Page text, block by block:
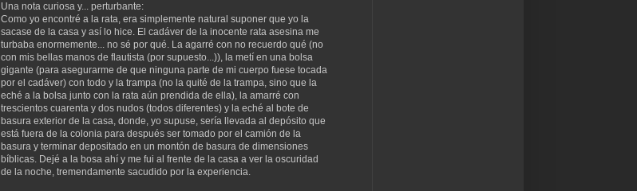
Una nota curiosa y... perturbante:
Como yo encontré a la rata, era simplemente natural suponer que yo la
sacase de la casa y así lo hice. El cadáver de la inocente rata asesina me
turbaba enormemente... no sé por qué. La agarré con no recuerdo qué (no
con mis bellas manos de flautista (por supuesto...)), la metí en una bolsa
gigante (para asegurarme de que ninguna parte de mi cuerpo fuese tocada
por el cadáver) con todo y la trampa (no la quité de la trampa, sino que la
eché a la bolsa junto con la rata aún prendida de ella), la amarré con
trescientos cuarenta y dos nudos (todos diferentes) y la eché al bote de
basura exterior de la casa, donde, yo supuse, sería llevada al depósito que
está fuera de la colonia para después ser tomado por el camión de la
basura y terminar depositado en un montón de basura de dimensiones
bíblicas. Dejé a la bosa ahí y me fui al frente de la casa a ver la oscuridad
de la noche, tremendamente sacudido por la experiencia.